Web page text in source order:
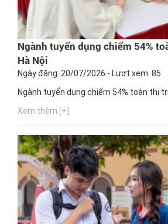
Ngành tuyển dụng chiếm 54%
Hà Nội
Ngày đăng: 20/07/2026 - Lượt xem: 85
Ngành tuyển dụng chiếm 54% toàn thị
Xem thêm [+]